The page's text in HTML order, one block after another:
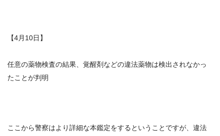
【4月10日】
任意の薬物検査の結果、 覚醒剤などの違法薬物は検出されなかっ
た ことが判明
ここから警察はより詳細な本鑑定をするということですが、違法